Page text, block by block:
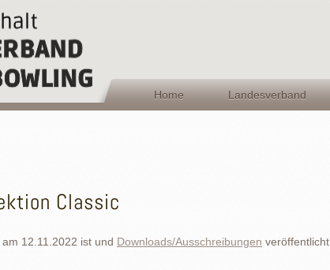
Home Landesverband
Classic
12.11.2022 ist und Downloads/Ausschreibungen veröffentlicht.